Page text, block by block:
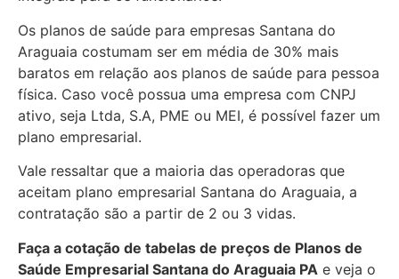
Os planos de saúde para empresas Santana do
Araguaia costumam ser em média de 30% mais
baratos em relação aos planos de saúde para pessoa
física. Caso você possua uma empresa com CNPJ
ativo, seja Ltda, S.A, PME ou MEI, é possível fazer um
plano empresarial.
Vale ressaltar que a maioria das operadoras que
aceitam plano empresarial Santana do Araguaia, a
contratação são a partir de 2 ou 3 vidas.
Faça a cotação de tabelas de preços de Planos de
Saúde Empresarial Santana do Araguaia PA e veja o